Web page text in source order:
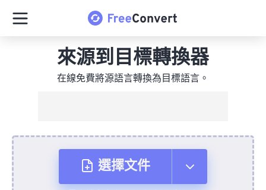
來源到目標轉換器
在線免費將源語言轉換為目標語言。
選擇文件